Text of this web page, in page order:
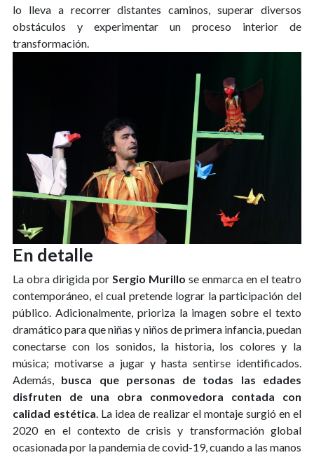
lo lleva a recorrer distantes caminos, superar diversos
obstáculos y experimentar un proceso interior de
transformación.
En detalle
La obra dirigida por Sergio Murillo se enmarca en el teatro
contemporáneo, el cual pretende lograr la participación del
público. Adicionalmente, prioriza la imagen sobre el texto
dramático para que niñas y niños de primera infancia, puedan
conectarse con los sonidos, la historia, los colores y la
música; motivarse a jugar y hasta sentirse identificados.
Además, busca que personas de todas las edades
disfruten de una obra conmovedora contada con
calidad estética. La idea de realizar el montaje surgió en el
2020 en el contexto de crisis y transformación global
ocasionada por la pandemia de covid-19, cuando a las manos